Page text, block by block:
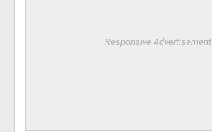
Responsive Advertisement